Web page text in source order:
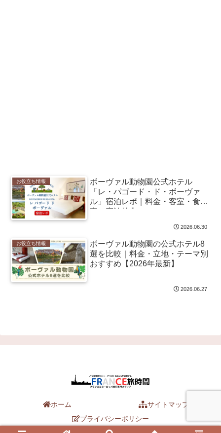
お役立ち情報
ボーヴァル動物園公式ホテル
「レ・パゴード・ド・ボーヴァ
ル」宿泊レポ｜料金・客室・食
事・宿泊特典
2026.06.30
お役立ち情報
ボーヴァル動物園の公式ホテル8
選を比較｜料金・立地・テーマ別
おすすめ【2026年最新】
2026.06.27
ホーム
サイトマップ
プライバシーポリシー